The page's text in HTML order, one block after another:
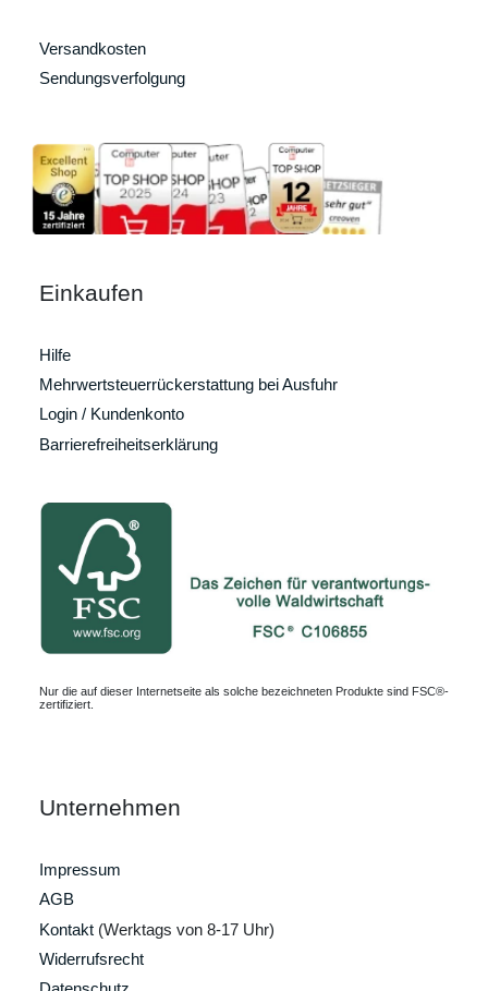
Versandkosten
Sendungsverfolgung
Einkaufen
Hilfe
Mehrwertsteuerrückerstattung bei Ausfuhr
Login / Kundenkonto
Barrierefreiheitserklärung
Nur die auf dieser Internetseite als solche bezeichneten Produkte sind FSC®-
zertifiziert.
Unternehmen
Impressum
AGB
Kontakt (Werktags von 8-17 Uhr)
Widerrufsrecht